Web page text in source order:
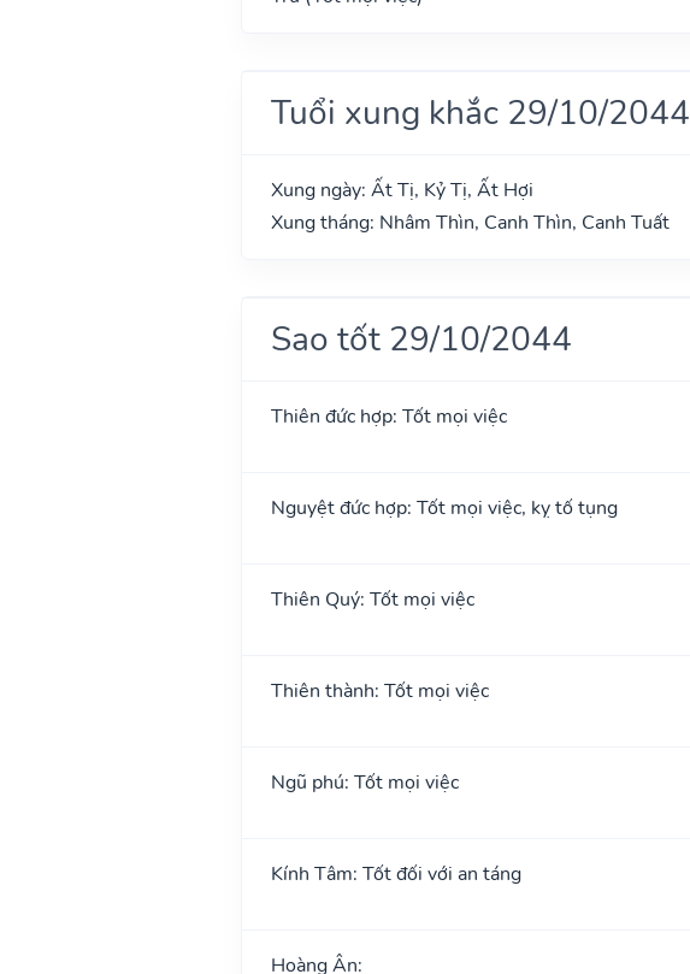
Tuổi xung khắc 29/10/2044
Xung ngày: Ất Tị, Kỷ Tị, Ất Hợi
Xung tháng: Nhâm Thìn, Canh Thìn, Canh Tuất
Sao tốt 29/10/2044
Thiên đức hợp: Tốt mọi việc
Nguyệt đức hợp: Tốt mọi việc, kỵ tố tụng
Thiên Quý: Tốt mọi việc
Thiên thành: Tốt mọi việc
Ngũ phú: Tốt mọi việc
Kính Tâm: Tốt đối với an táng
Hoàng Ân: